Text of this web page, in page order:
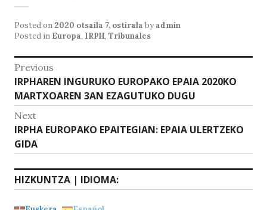
at
s
A
p
p
c
e
b
o
o
ai
l
Posted on 2020 otsaila 7, ostirala by admin
Posted in Europa, IRPH, Tribunales
Bidalketetan
zehar
nabigatu
Previous
Previous
post:
IRPHAREN INGURUKO EUROPAKO EPAIA 2020KO
MARTXOAREN 3AN EZAGUTUKO DUGU
Next
Next
post:
IRPHA EUROPAKO EPAITEGIAN: EPAIA ULERTZEKO
GIDA
HIZKUNTZA | IDIOMA: